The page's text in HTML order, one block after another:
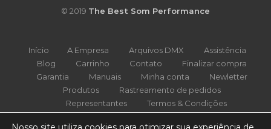
© 2019 The Best Som Performance
Início A Empresa Arquivos DMX
Assistência
Blog
Carrinho Contato
Finalizar compra
Garantia
Manuais Minha conta
Newletter
Produtos
Rastreamento de pedidos
Representantes
Termos & Condições